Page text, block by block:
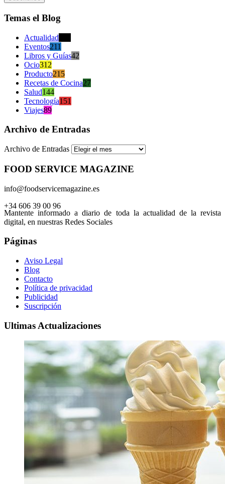
Temas el Blog
Actualidad
Eventos211
Libros y Guías42
Ocio312
Producto215
Recetas de Cocina27
Salud144
Tecnología151
Viajes89
Archivo de Entradas
Archivo de Entradas
FOOD SERVICE MAGAZINE
info@foodservicemagazine.es
+34 606 39 00 96
Mantente informado a diario de toda la actualidad de la revista
digital, en nuestras Redes Sociales
Páginas
Aviso Legal
Blog
Contacto
Política de privacidad
Publicidad
Suscripción
Ultimas Actualizaciones